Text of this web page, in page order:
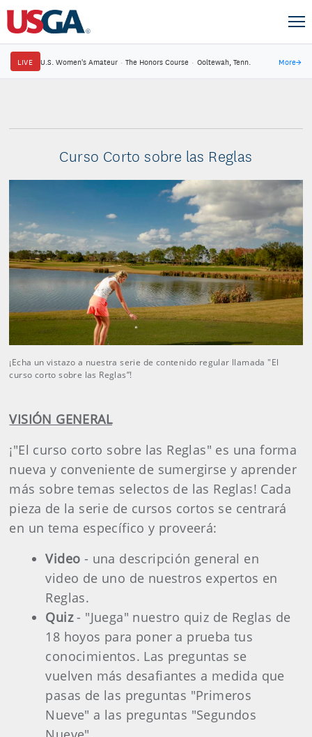
LIVE U.S. Women's Amateur · The Honors Course · Ooltewah, Tenn. More→
Curso Corto sobre las Reglas
¡Echa un vistazo a nuestra serie de contenido regular llamada "El
curso corto sobre las Reglas”!
VISIÓN GENERAL
¡"El curso corto sobre las Reglas" es una forma
nueva y conveniente de sumergirse y aprender
más sobre temas selectos de las Reglas! Cada
pieza de la serie de cursos cortos se centrará
en un tema específico y proveerá:
Video - una descripción general en
video de uno de nuestros expertos en
Reglas.
Quiz- "Juega" nuestro quiz de Reglas de
18 hoyos para poner a prueba tus
conocimientos. Las preguntas se
vuelven más desafiantes a medida que
pasas de las preguntas "Primeros
Nueve" a las preguntas "Segundos